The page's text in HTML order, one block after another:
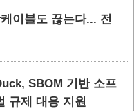
이블도 끊는다... 전
SBOM 기반 소프
규제 대응 지원